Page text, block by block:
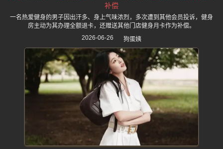
补偿
一名热爱健身的男子因出汗多、身上气味浓烈，多次遭到其他会员投诉，健身
房主动为其办理全额退卡，还赠送其他门店健身月卡作为补偿。
2026-06-26
狗蛋姨